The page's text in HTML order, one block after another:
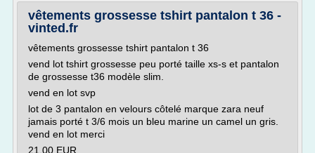
vêtements grossesse tshirt pantalon t 36 -
vinted.fr
vêtements grossesse tshirt pantalon t 36
vend lot tshirt grossesse peu porté taille xs-s et pantalon
de grossesse t36 modèle slim.
vend en lot svp
lot de 3 pantalon en velours côtelé marque zara neuf
jamais porté t 3/6 mois un bleu marine un camel un gris.
vend en lot merci
21.00 EUR